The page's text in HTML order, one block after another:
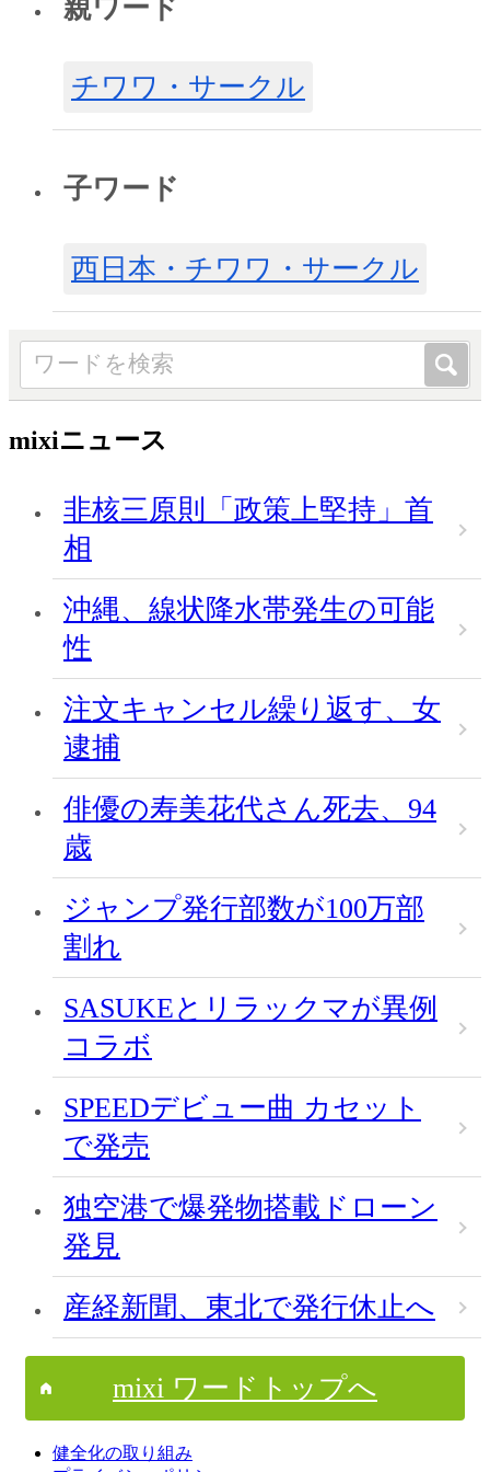
親ワード
チワワ・サークル
子ワード
西日本・チワワ・サークル
mixiニュース
非核三原則「政策上堅持」首
相
沖縄、線状降水帯発生の可能
性
注文キャンセル繰り返す、女
逮捕
俳優の寿美花代さん死去、94
歳
ジャンプ発行部数が100万部
割れ
SASUKEとリラックマが異例
コラボ
SPEEDデビュー曲 カセット
で発売
独空港で爆発物搭載ドローン
発見
産経新聞、東北で発行休止へ
mixi ワードトップへ
健全化の取り組み